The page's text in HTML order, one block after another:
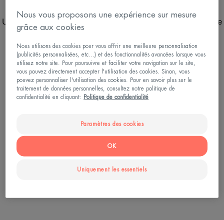
Nous vous proposons une expérience sur mesure
grâce aux cookies
Nous utilisons des cookies pour vous offrir une meilleure personnalisation
(publicités personnalisées, etc...) et des fonctionnalités avancées lorsque vous
utilisez notre site. Pour poursuivre et faciliter votre navigation sur le site,
vous pouvez directement accepter l'utilisation des cookies. Sinon, vous
pouvez personnaliser l'utilisation des cookies. Pour en savoir plus sur le
traitement de données personnelles, consultez notre politique de
confidentialité en cliquant:
Politique de confidentialité
Paramètres des cookies
Uniquement les essentiels
OK